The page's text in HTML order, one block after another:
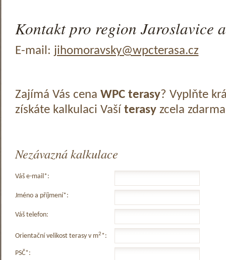
Kontakt pro region Jaroslavice
E-mail: jihomoravsky@wpcterasa.cz
Zajímá Vás cena WPC terasy? Vyplňte
získáte kalkulaci Vaší terasyzcela
Nezávazná kalkulace
Váš e-mail*:
Jméno a příjmení*:
Váš telefon:
Orientační velikost terasy v m2*:
PSČ*: